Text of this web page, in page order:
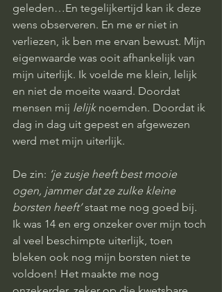
geleden…En tegelijkertijd kan ik deze
wens observeren. En me er niet in
verliezen, ik ben me ervan bewust. Mijn
eigenwaarde was ooit afhankelijk van
mijn uiterlijk. Ik voelde me klein, lelijk
en niet de moeite waard. Doordat
mensen mij lelijk noemden. Doordat ik
dag in dag uit gepest en afgewezen
werd met mijn uiterlijk.
De zin: ‘je zusje heeft best mooie
ogen, jammer dat ze zulke kleine
borsten heeft’ staat me nog goed bij.
Ik was 14 en erg onzeker over mijn toch
al veel beschimpte uiterlijk, toen
bleken ook nog mijn borsten niet te
voldoen! Het maakte me nog